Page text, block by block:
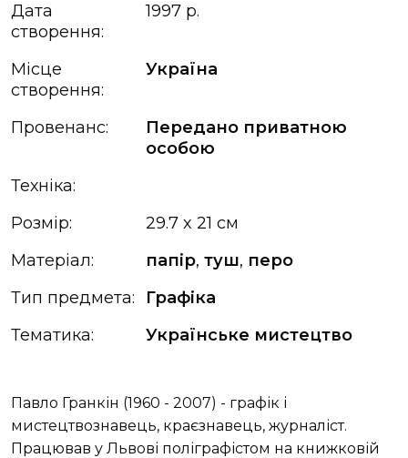
Дата
створення:
1997 р.
Місце
створення:
Україна
Провенанс:
Передано приватною
особою
Техніка:
Розмір:
29.7 x 21 см
Матеріал:
папір, туш, перо
Тип предмета:
Графіка
Тематика:
Українське мистецтво
Павло Гранкін (1960 - 2007) - графік і
мистецтвознавець, краєзнавець, журналіст.
Працював у Львові поліграфістом на книжковій